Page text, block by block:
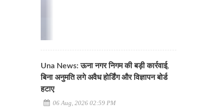
Una News: ऊना नगर निगम की बड़ी कार्रवाई,
बिना अनुमति लगे अवैध होर्डिंग और विज्ञापन बोर्ड
हटाए
06 Aug, 2026 02:59 PM